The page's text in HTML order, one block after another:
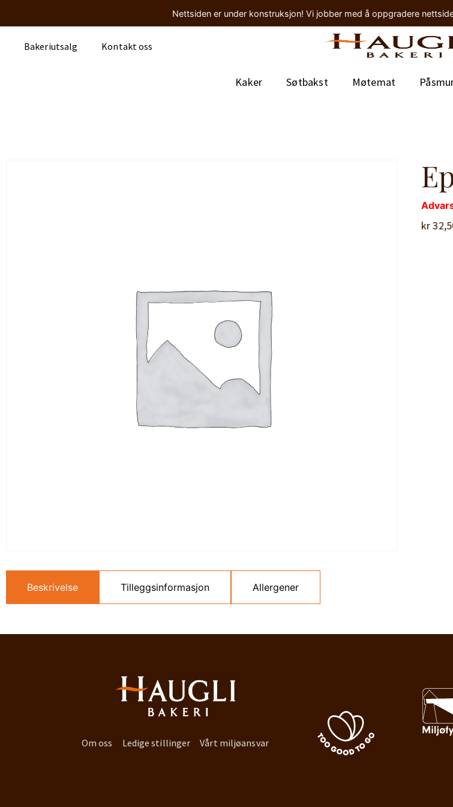
Nettsiden er under konstruksjon! Vi jobber med å oppgradere
Bakeriutsalg Kontakt oss
Kaker Søtbakst Møtemat
Beskrivelse Tilleggsinformasjon Allergener
kr
Om oss Ledige stillinger Vårt miljøansvar